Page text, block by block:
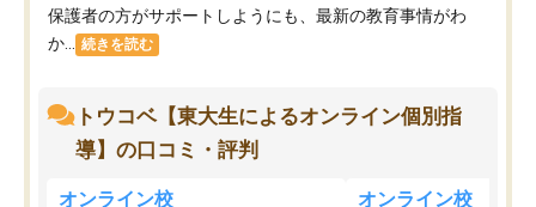
保護者の方がサポートしようにも、最新の教育事情がわ
か...
続きを読む
トウコベ【東大生によるオンライン個別指
導】の口コミ・評判
オンライン校 オンライン校